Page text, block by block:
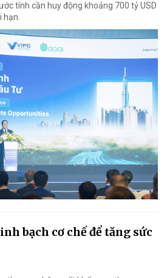
tính cần huy động khoảng 700 tỷ USD
bạch cơ chế để tăng sức